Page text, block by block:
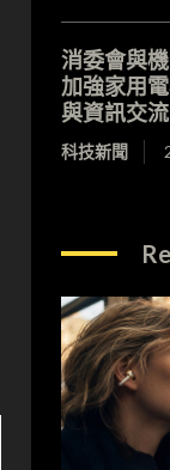
消委會與
加強家用
與資訊交流
科技新聞